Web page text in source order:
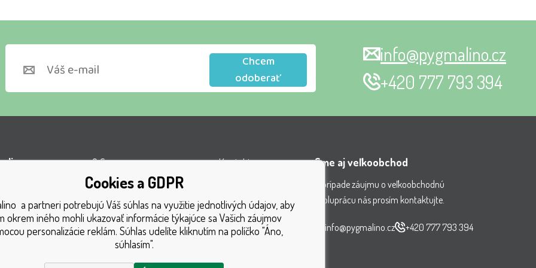
Chcem
odoberať
info@pygmalino.cz
+420 777 793 394
s.r.o.
Český Těšín
O firme
Obchodné podmienky
Doprava
Platba
GDPR
Kontakty
Získané ocenenia
Katalóg hračiek
Sme aj veľkoobchod
V prípade záujmu o veľkoobchodnú
spoluprácu nás prosím kontaktujte.
info@pygmalino.cz +420 777 793 394
Cookies a GDPR
a partneri potrebujú Váš súhlas na využitie jednotlivých údajov, aby
okrem iného mohli ukazovať informácie týkajúce sa Vašich záujmov
personalizácie reklám. Súhlas udelíte kliknutím na políčko "Áno,
súhlasím".